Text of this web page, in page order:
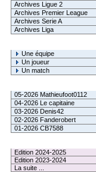
Archives Ligue 2
Archives Premier League
Archives Serie A
Archives Liga
Une équipe
Un joueur
Un match
05-2026 Mathieufoot0112
04-2026 Le capitaine
03-2026 Denis42
02-2026 Fanderobert
01-2026 CB7588
Edition 2024-2025
Edition 2023-2024
La suite ...